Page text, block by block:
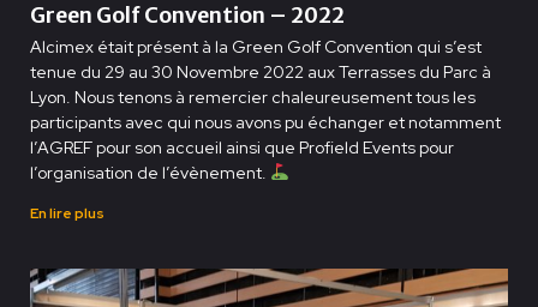
Green Golf Convention – 2022
Alcimex était présent à la Green Golf Convention qui s’est
tenue du 29 au 30 Novembre 2022 aux Terrasses du Parc à
Lyon. Nous tenons à remercier chaleureusement tous les
participants avec qui nous avons pu échanger et notamment
l’AGREF pour son accueil ainsi que Profield Events pour
l’organisation de l’évènement.
En lire plus